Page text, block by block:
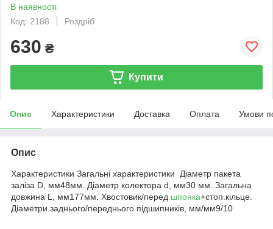
В наявності
Код: 2188
Роздріб
630 ₴
Купити
Опис Характеристики Доставка Оплата Умови
Опис
Характеристики Загальні характеристики Діаметр пакета
заліза D, мм48мм. Діаметр колектора d, мм30 мм. Загальна
довжина L, мм177мм. Хвостовик/перед шпонка+стоп.кільце.
Діаметри заднього/переднього підшипників, мм/мм9/10